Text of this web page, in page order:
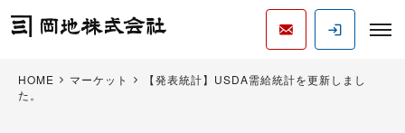
HOME マーケット
【発表統計】USDA需給統計を更新しまし
た。